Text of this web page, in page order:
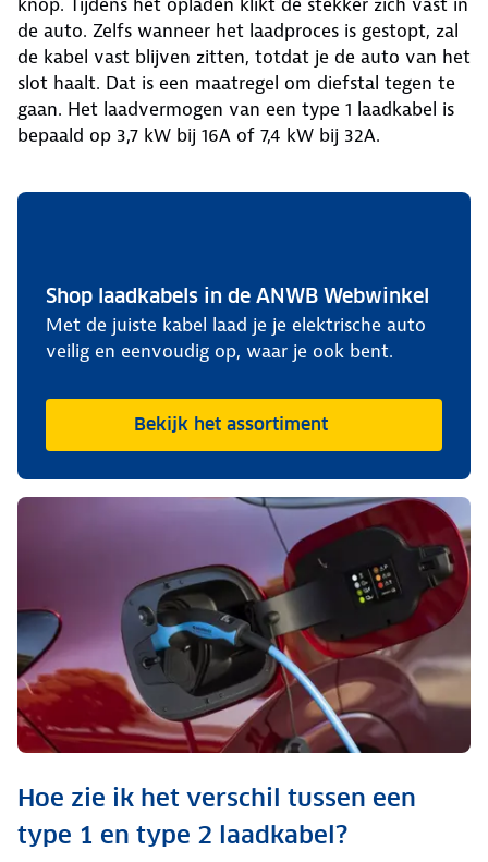
de auto. Zelfs wanneer het laadproces is gestopt, zal
de kabel vast blijven zitten, totdat je de auto van het
slot haalt. Dat is een maatregel om diefstal tegen te
gaan. Het laadvermogen van een type 1 laadkabel is
bepaald op 3,7 kW bij 16A of 7,4 kW bij 32A.
Shop laadkabels in de ANWB Webwinkel
Met de juiste kabel laad je je elektrische auto
veilig en eenvoudig op, waar je ook bent.
Bekijk het assortiment
Hoe zie ik het verschil tussen een
type 1 en type 2 laadkabel?